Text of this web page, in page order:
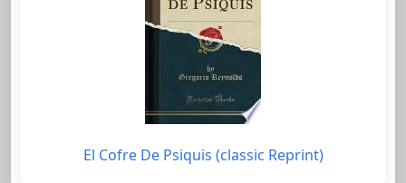
El Cofre De Psiquis (classic Reprint)